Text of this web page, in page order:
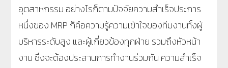
อุตสาหกรรม อย่างไรก็ตามปัจจัยความสำเร็จประการ
หนึ่งของ MRP ก็คือความรู้ความเข้าใจของทีมงานทั้งผู้
บริหารระดับสูง และผู้เกี่ยวข้องทุกฝ่าย รวมถึงหัวหน้า
งาน ซึ่งจะต้องประสานการทำงานร่วมกัน ความสำเร็จ